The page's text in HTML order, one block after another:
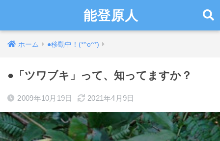
能登原人
ホーム ●移動中！(*^o^*)
●「ツワブキ」って、知ってますか？
2009年10月19日 2021年4月9日